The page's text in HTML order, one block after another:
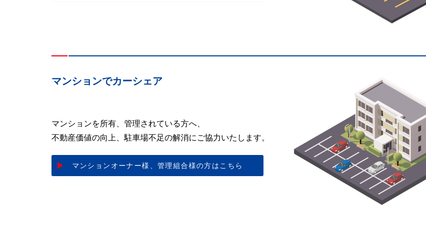
マンションでカーシェア
マンションを所有、管理されている方へ、
不動産価値の向上、駐車場不足の解消にご協力いたします。
マンションオーナー様、 管理組合様の方はこちら